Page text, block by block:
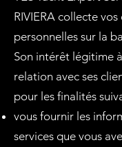
RIVIERA collecte
personnelles sur la
Son intérêt légitime
relation avec ses
pour les finalités
vous fournir les
services que vous